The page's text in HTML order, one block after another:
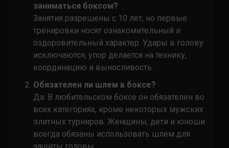
заниматься боксом?
Занятия разрешены с 10 лет, но первые
тренировки носят ознакомительный и
оздоровительный характер. Удары в голову
исключаются, упор делается на технику,
координацию и выносливость.
Обязателен ли шлем в боксе?
Да. В любительском боксе он обязателен во
всех категориях, кроме некоторых мужских
элитных турниров. Женщины, дети и юноши
всегда обязаны использовать шлем для